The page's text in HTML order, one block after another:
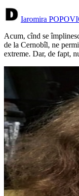
Iaromira
Acum, cînd se
de la Cernobîl, ne
extreme. Dar, de fapt,